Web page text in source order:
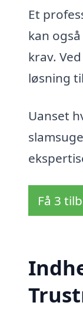
Et
kan
krav.
løsning
Uanset
Få 3